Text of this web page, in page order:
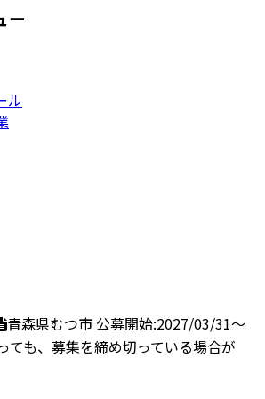
ー
ル
青森県むつ市 公募開始:2027/03/31～
ても、募集を締め切っている場合が